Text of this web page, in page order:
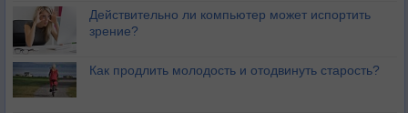
Действительно ли компьютер может испортить
зрение?
Как продлить молодость и отодвинуть старость?